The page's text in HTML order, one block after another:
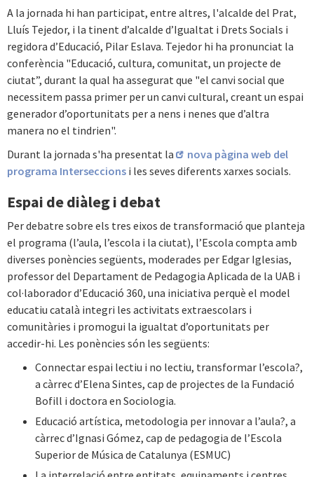
A la jornada hi han participat, entre altres, l'alcalde del Prat,
Lluís Tejedor, i la tinent d’alcalde d’Igualtat i Drets Socials i
regidora d’Educació, Pilar Eslava. Tejedor hi ha pronunciat la
conferència "Educació, cultura, comunitat, un projecte de
ciutat”, durant la qual ha assegurat que "el canvi social que
necessitem passa primer per un canvi cultural, creant un espai
generador d’oportunitats per a nens i nenes que d’altra
manera no el tindrien".
Durant la jornada s'ha presentat la
nova pàgina web del
programa Interseccions i les seves diferents xarxes socials.
Espai de diàleg i debat
Per debatre sobre els tres eixos de transformació que planteja
el programa (l’aula, l’escola i la ciutat), l’Escola compta amb
diverses ponències següents, moderades per Edgar Iglesias,
professor del Departament de Pedagogia Aplicada de la UAB i
col·laborador d’Educació 360, una iniciativa perquè el model
educatiu català integri les activitats extraescolars i
comunitàries i promogui la igualtat d’oportunitats per
accedir-hi. Les ponències són les següents:
Connectar espai lectiu i no lectiu, transformar l’escola?,
a càrrec d’Elena Sintes, cap de projectes de la Fundació
Bofill i doctora en Sociologia.
Educació artística, metodologia per innovar a l’aula?, a
càrrec d’Ignasi Gómez, cap de pedagogia de l’Escola
Superior de Música de Catalunya (ESMUC)